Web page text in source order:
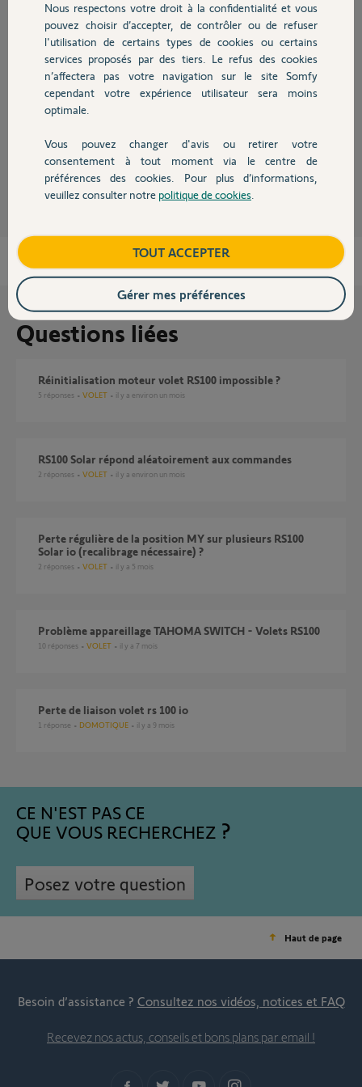
Chauffage
Autres produits
Devis avec un pro
Contact
Réponses
Bonjour
Jean-Luc B. il y a plus de 6 ans
Questions liées
Réinitialisation moteur volet RS100 impossible ?
5 réponses VOLET il y a environ un mois
RS100 Solar répond aléatoirement aux commandes
2 réponses VOLET il y a environ un mois
Perte régulière de la position MY sur plusieurs RS100
Solar io (recalibrage nécessaire) ?
2 réponses VOLET il y a 5 mois
Problème appareillage TAHOMA SWITCH - Volets RS100
10 réponses VOLET il y a 7 mois
Perte de liaison volet rs 100 io
1 réponse DOMOTIQUE il y a 9 mois
CE N'EST PAS CE
QUE VOUS RECHERCHEZ
Posez votre question
Haut de page
Besoin d’assistance ? Consultez nos vidéos, notices et FAQ
Recevez nos actus, conseils et bons plans par email !
Nous respectons votre droit à la confidentialité et vous
pouvez choisir d’accepter, de contrôler ou de refuser
l'utilisation de certains types de cookies ou certains
services proposés par des tiers. Le refus des cookies
n’affectera pas votre navigation sur le site Somfy
cependant votre expérience utilisateur sera moins
optimale.
Vous pouvez changer d'avis ou retirer votre
consentement à tout moment via le centre de
préférences des cookies. Pour plus d’informations,
veuillez consulter notre politique de cookies
TOUT ACCEPTER
Gérer mes préférences